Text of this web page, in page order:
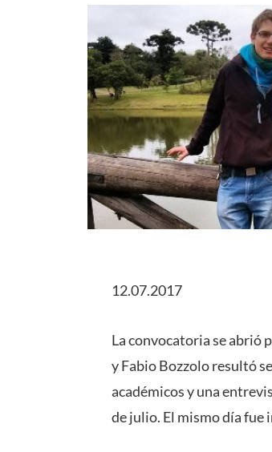
12.07.2017
La convocatoria se abrió
y Fabio Bozzolo resultó
académicos y una
de julio. El mismo día fue